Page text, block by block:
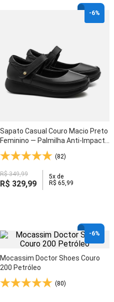
-6%
Sapato Casual Couro Macio Preto
Feminino — Palmilha Anti-Impacto
e Solado Gel Flexível - 1407
(82)
R$ 349,99
R$ 329,99
5x de
R$ 65,99
-6%
Mocassim Doctor Shoes Couro
200 Petróleo
(80)